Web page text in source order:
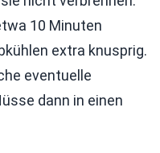
10 Minuten
extra knusprig.
eventuelle
dann in einen